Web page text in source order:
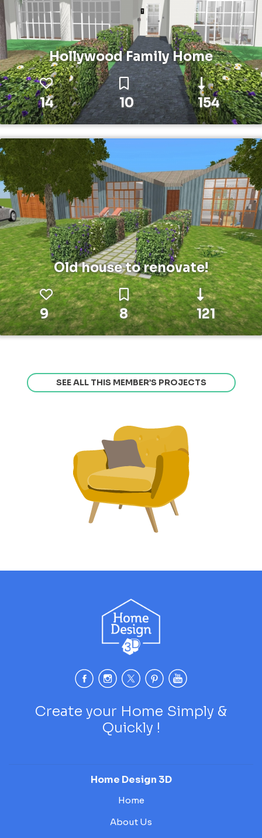
Hollywood Family Home
14 10 154
Old house to renovate!
9 8 121
SEE ALL THIS MEMBER’S PROJECTS
Create your Home Simply &
Quickly !
Home Design 3D
Home
About Us